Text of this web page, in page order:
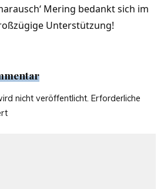
Mering bedankt sich im
Unterstützung!
nicht veröffentlicht. Erforderliche